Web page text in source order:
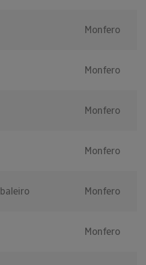
Monfero
Monfero
Monfero
Monfero
Monfero
Monfero